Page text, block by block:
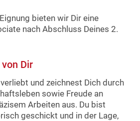
bieten wir Dir eine
nach Abschluss Deines 2.
Dir
und zeichnest Dich durch
sowie Freude an
Arbeiten aus. Du bist
geschickt und in der Lage,